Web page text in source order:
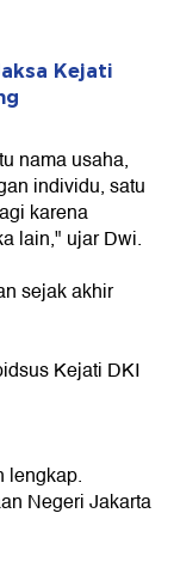
Kejati
nama usaha,
individu, satu
karena
lain," ujar Dwi.
sejak akhir
Kejati DKI
lengkap.
Negeri Jakarta